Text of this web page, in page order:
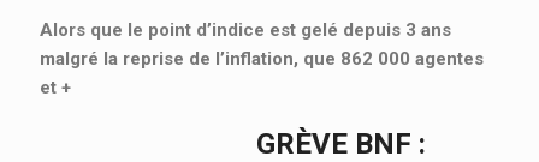
Alors que le point d’indice est gelé depuis 3 ans
malgré la reprise de l’inflation, que 862 000 agentes
et +
GRÈVE BNF :